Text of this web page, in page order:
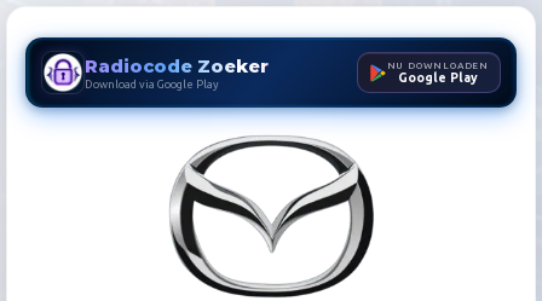
Radiocode Zoeker
Download via Google Play
NU DOWNLOADEN
Google Play
Mazda Radiocode Zoeker |